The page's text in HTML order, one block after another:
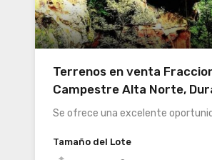
Terrenos en venta
Campestre Alta Norte,
Se ofrece una excelente
Tamaño del Lote